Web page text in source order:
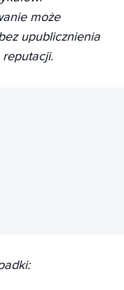
może
upublicznienia